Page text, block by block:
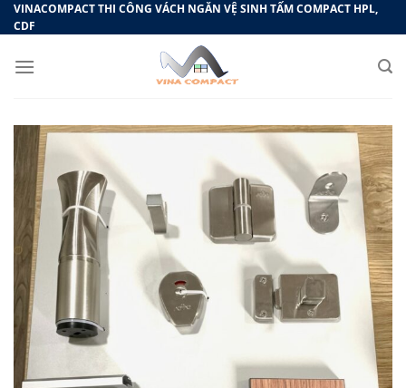
Bỏ
qua
dung
VINACOMPACT THI CÔNG VÁCH NGĂN VỆ SINH TẤM COMPACT HPL,
CDF